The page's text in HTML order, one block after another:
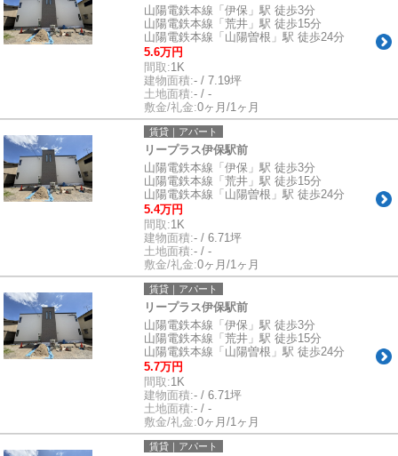
山陽電鉄本線「伊保」駅 徒歩3分
山陽電鉄本線「荒井」駅 徒歩15分
山陽電鉄本線「山陽曽根」駅 徒歩24分
5.6万円
間取:1K
建物面積:- / 7.19坪
土地面積:- / -
敷金/礼金:0ヶ月/1ヶ月
賃貸｜アパート
リープラス伊保駅前
山陽電鉄本線「伊保」駅 徒歩3分
山陽電鉄本線「荒井」駅 徒歩15分
山陽電鉄本線「山陽曽根」駅 徒歩24分
5.4万円
間取:1K
建物面積:- / 6.71坪
土地面積:- / -
敷金/礼金:0ヶ月/1ヶ月
賃貸｜アパート
リープラス伊保駅前
山陽電鉄本線「伊保」駅 徒歩3分
山陽電鉄本線「荒井」駅 徒歩15分
山陽電鉄本線「山陽曽根」駅 徒歩24分
5.7万円
間取:1K
建物面積:- / 6.71坪
土地面積:- / -
敷金/礼金:0ヶ月/1ヶ月
賃貸｜アパート